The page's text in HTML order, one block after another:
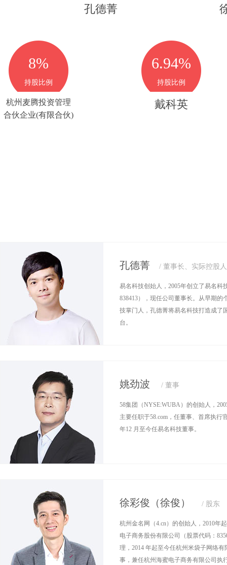
孔德菁
8%
持股比例
杭州麦腾投资管理
合伙企业(有限合伙)
6.94%
持股比例
戴科英
孔德菁 / 董事长、实际控股人
易名科技创始人，2005年创立了易名科
838413），现任公司董事长。从早期的
技掌门人，孔德菁将易名科技打造成了
台。
姚劲波 / 董事
58集团（NYSE:WUBA）的创始人，
主要任职于58.com，任董事、首席执行
年12 月至今任易名科技董事。
徐彩俊（徐俊） / 股东
杭州金名网（4.cn）的创始人，2010年
电子商务股份有限公司（股票代码：
理，2014 年起至今任杭州米袋子网络有
事，兼任杭州海蜜电子商务有限公司执